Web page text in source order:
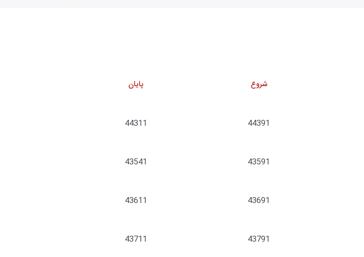
شروع پایان
44391
44311
43591
43541
43691
43611
43791
43711